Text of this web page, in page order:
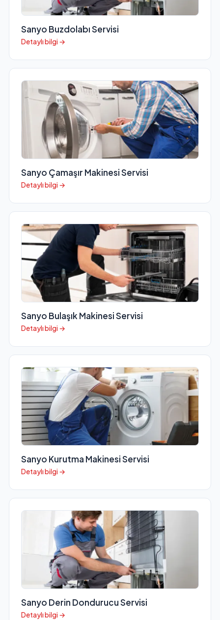
Sanyo Buzdolabı Servisi
Detaylı bilgi →
Sanyo Çamaşır Makinesi Servisi
Detaylı bilgi →
Sanyo Bulaşık Makinesi Servisi
Detaylı bilgi →
Sanyo Kurutma Makinesi Servisi
Detaylı bilgi →
Sanyo Derin Dondurucu Servisi
Detaylı bilgi →